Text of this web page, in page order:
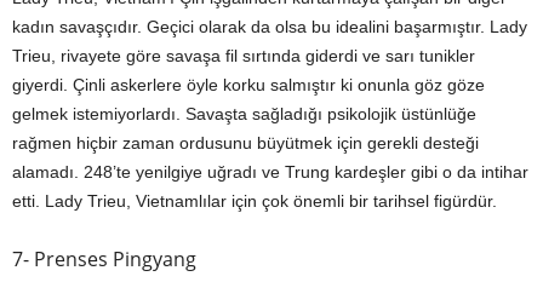
kadın savaşçıdır. Geçici olarak da olsa bu idealini başarmıştır. Lady
Trieu, rivayete göre savaşa fil sırtında giderdi ve sarı tunikler
giyerdi. Çinli askerlere öyle korku salmıştır ki onunla göz göze
gelmek istemiyorlardı. Savaşta sağladığı psikolojik üstünlüğe
rağmen hiçbir zaman ordusunu büyütmek için gerekli desteği
alamadı. 248’te yenilgiye uğradı ve Trung kardeşler gibi o da intihar
etti. Lady Trieu, Vietnamlılar için çok önemli bir tarihsel figürdür.
7- Prenses Pingyang